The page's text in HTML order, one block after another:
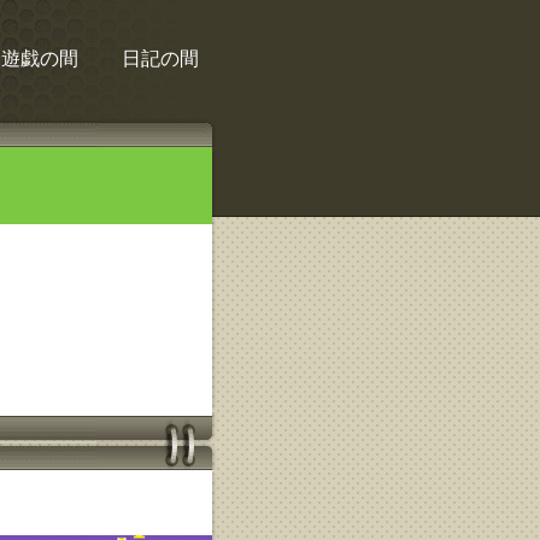
遊戯の間 日記の間